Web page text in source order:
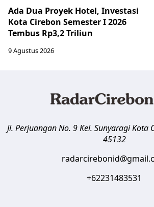
Ada Dua Proyek Hotel, Investasi
Kota Cirebon Semester I 2026
Tembus Rp3,2 Triliun
9 Agustus 2026
Jl. Perjuangan No. 9 Kel. SunyaragiKota
45132
+62231483531